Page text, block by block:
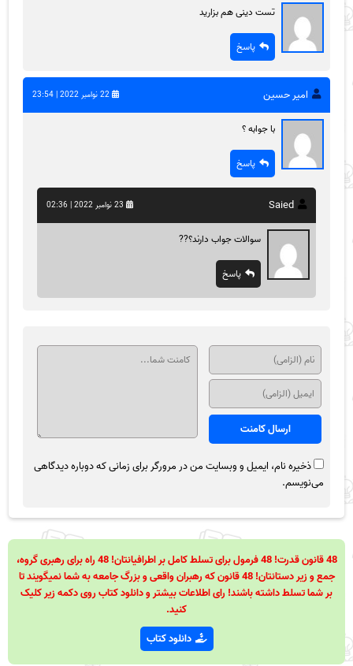
تست دینی هم بزارید
پاسخ
امیر حسین 22 نوامبر 2022 | 23:54
با جوابه ؟
پاسخ
Saied 23 نوامبر 2022 | 02:36
سوالات جواب دارند؟??
پاسخ
ذخیره نام، ایمیل و وبسایت من در مرورگر برای زمانی که دوباره دیدگاهی
می‌نویسم.
48 قانون قدرت! 48 فرمول برای تسلط کامل بر اطرافیانتان! 48 راه برای رهبری گروه،
جمع و زیر دستانتان! 48 قانون که رهبران واقعی و بزرگ جامعه به شما نمیگویند تا
بر شما تسلط داشته باشند! رای اطلاعات بیشتر و دانلود کتاب روی دکمه زیر کلیک
کنید.
دانلود کتاب